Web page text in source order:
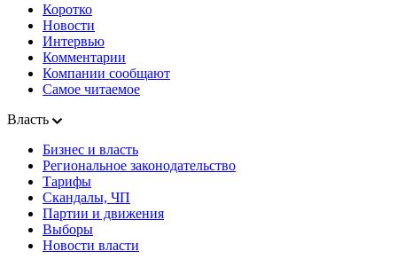
Коротко
Новости
Интервью
Комментарии
Компании сообщают
Самое читаемое
Власть
Бизнес и власть
Региональное законодательство
Тарифы
Скандалы, ЧП
Партии и движения
Выборы
Новости власти